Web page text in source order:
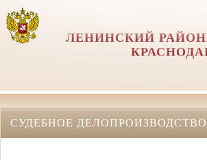
ЛЕНИНСКИЙ
СУДЕБНОЕ ДЕЛОПРОИЗВОДСТВО